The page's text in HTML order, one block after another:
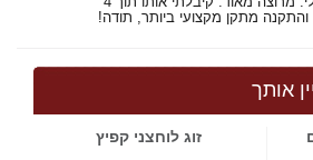
מתקן מקצועי ביותר, תודה!
אותך
זוג לוחצני קפיץ